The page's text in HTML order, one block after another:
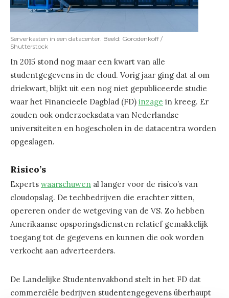
Serverkasten in een datacenter. Beeld: Gorodenkoff /
Shutterstock
In 2015 stond nog maar een kwart van alle
studentgegevens in de cloud. Vorig jaar ging dat al om
driekwart, blijkt uit een nog niet gepubliceerde studie
waar het Financieele Dagblad (FD) inzage in kreeg. Er
zouden ook onderzoeksdata van Nederlandse
universiteiten en hogescholen in de datacentra worden
opgeslagen.
Risico’s
Experts waarschuwen al langer voor de risico’s van
cloudopslag. De techbedrijven die erachter zitten,
opereren onder de wetgeving van de VS. Zo hebben
Amerikaanse opsporingsdiensten relatief gemakkelijk
toegang tot de gegevens en kunnen die ook worden
verkocht aan adverteerders.
De Landelijke Studentenvakbond stelt in het FD dat
commerciële bedrijven studentengegevens überhaupt